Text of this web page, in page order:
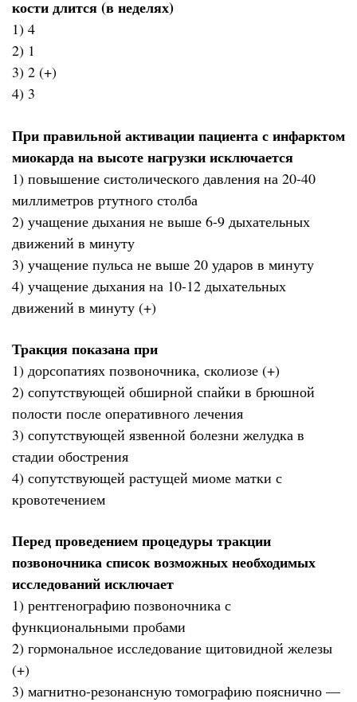
кости длится (в неделях)
1) 4
2) 1
3) 2 (+)
4) 3
При правильной активации пациента с инфарктом
миокарда на высоте нагрузки исключается
1) повышение систолического давления на 20-40
миллиметров ртутного столба
2) учащение дыхания не выше 6-9 дыхательных
движений в минуту
3) учащение пульса не выше 20 ударов в минуту
4) учащение дыхания на 10-12 дыхательных
движений в минуту (+)
Тракция показана при
1) дорсопатиях позвоночника, сколиозе (+)
2) сопутствующей обширной спайки в брюшной
полости после оперативного лечения
3) сопутствующей язвенной болезни желудка в
стадии обострения
4) сопутствующей растущей миоме матки с
кровотечением
Перед проведением процедуры тракции
позвоночника список возможных необходимых
исследований исключает
1) рентгенографию позвоночника с
функциональными пробами
2) гормональное исследование щитовидной железы
(+)
3) магнитно-резонансную томографию пояснично —